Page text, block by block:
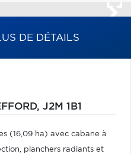
DE DÉTAILS
J2M 1B1
(16,09 ha) avec cabane à
planchers radiants et